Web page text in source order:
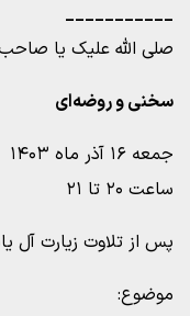
___________
صلی الله علیک یا صاحب
سخنی و روضه‌ای
جمعه ۱۶ آذر ماه ۱۴۰۳
ساعت ۲۰ تا ۲۱
پس از تلاوت زیارت آل
موضوع: